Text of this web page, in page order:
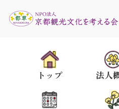
トップ 法人